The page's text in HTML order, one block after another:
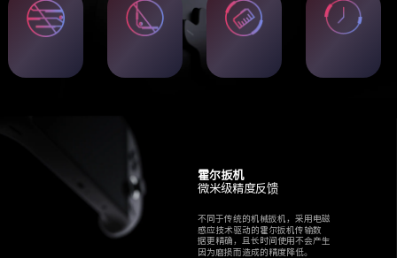
霍尔扳机
微米级精度反馈
不同于传统的机械扳机，采用电磁
感应技术驱动的霍尔扳机传输数
据更精确，且长时间使用不会产生
因为磨损而造成的精度降低。